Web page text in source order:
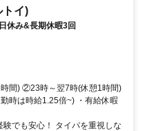
トイ)
休み&長期休暇3回
間) ②23時～翌7時(休憩1時間)
時は時給1.25倍~) ・有給休暇
でも安心！ タイパを重視しな